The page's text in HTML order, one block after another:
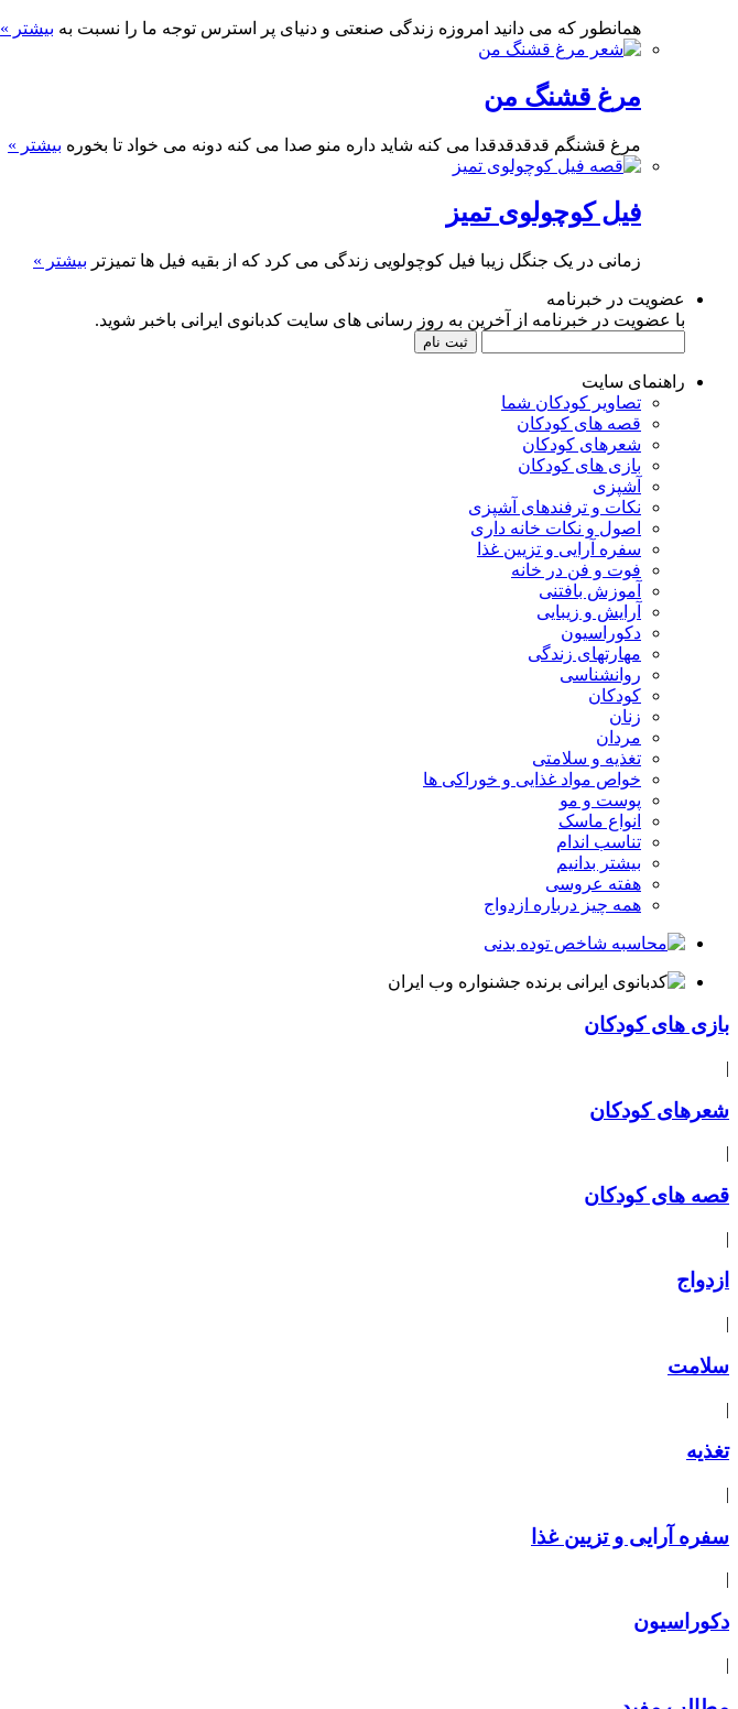
همانطور که می دانید امروزه زندگی صنعتی و دنیای پر استرس توجه ما را نسبت به بیشتر »
مرغ قشنگ من
مرغ قشنگم قدقدقدقدا می کنه شاید داره منو صدا می کنه دونه می خواد تا بخوره بیشتر »
فیل کوچولوی تمیز
زمانی در یک جنگل زیبا فیل کوچولویی زندگی می کرد که از بقیه فیل ها تمیزتر بیشتر »
عضویت در خبرنامه
با عضویت در خبرنامه از آخرین به روز رسانی های سایت کدبانوی ایرانی باخبر شوید.
راهنمای سایت
تصاویر کودکان شما
قصه های کودکان
شعرهای کودکان
بازی های کودکان
آشپزی
نکات و ترفندهای آشپزی
اصول و نکات خانه داری
سفره آرایی و تزیین غذا
فوت و فن در خانه
آموزش بافتنی
آرایش و زیبایی
دکوراسیون
مهارتهای زندگی
روانشناسی
کودکان
زنان
مردان
تغذیه و سلامتی
خواص مواد غذایی و خوراکی ها
پوست و مو
انواع ماسک
تناسب اندام
بیشتر بدانیم
هفته عروسی
همه چیز درباره ازدواج
بازی های کودکان
|
شعرهای کودکان
|
قصه های کودکان
|
ازدواج
|
سلامت
|
تغذیه
|
سفره آرایی و تزیین غذا
|
دکوراسیون
|